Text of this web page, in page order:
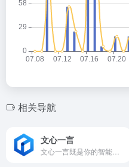
相关导航
文心一言